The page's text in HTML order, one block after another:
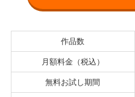
作品数
月額料金（税込）
無料お試し期間